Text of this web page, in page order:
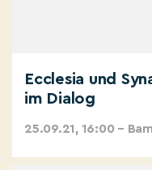
Ecclesia und
im Dialog
25.09.21, 16:00 –